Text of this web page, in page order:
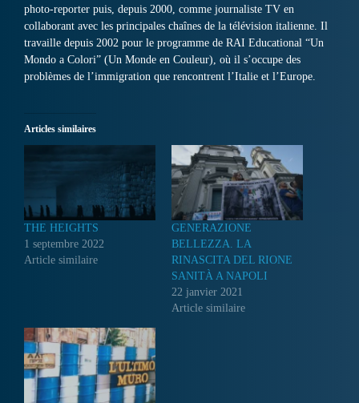
photo-reporter puis, depuis 2000, comme journaliste TV en
collaborant avec les principales chaînes de la télévision italienne. Il
travaille depuis 2002 pour le programme de RAI Educational “Un
Mondo a Colori” (Un Monde en Couleur), où il s’occupe des
problèmes de l’immigration que rencontrent l’Italie et l’Europe.
Articles similaires
THE HEIGHTS
1 septembre 2022
Article similaire
GENERAZIONE
BELLEZZA. LA
RINASCITA DEL RIONE
SANITÀ A NAPOLI
22 janvier 2021
Article similaire